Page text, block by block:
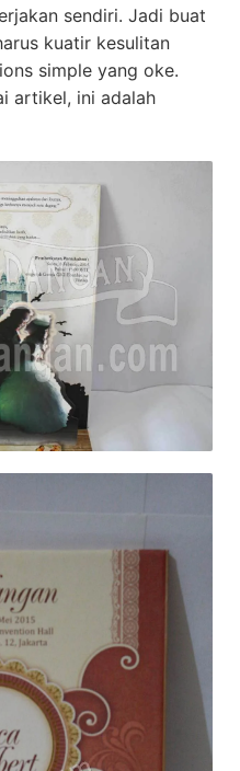
sendiri. Jadi buat
kuatir kesulitan
simple yang oke.
artikel, ini adalah